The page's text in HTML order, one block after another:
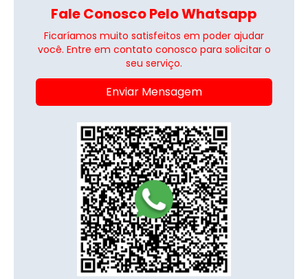
Fale Conosco Pelo Whatsapp
Ficaríamos muito satisfeitos em poder ajudar
você. Entre em contato conosco para solicitar o
seu serviço.
Enviar Mensagem